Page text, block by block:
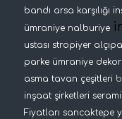
bandı arsa karşılığı
ümraniye nalburiye
ustası stropiyer
parke ümraniye
asma tavan çeşitleri
inşaat şirketleri
Fiyatları sancaktepe